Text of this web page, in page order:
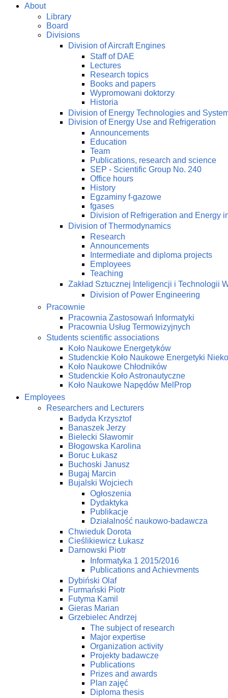
About
Library
Board
Divisions
Division of Aircraft Engines
Staff of DAE
Lectures
Research topics
Books and papers
Wypromowani doktorzy
Historia
Division of Energy Technologies and
Division of Energy Use and Refrigeration
Announcements
Education
Team
Publications, research and science
SEP - Scientific Group No. 240
Office hours
History
Egzaminy f-gazowe
fgases
Division of Refrigeration and Energy
Division of Thermodynamics
Research
Announcements
Intermediate and diploma projects
Employees
Teaching
Zakład Sztucznej Inteligencji i Technologii
Division of Power Engineering
Pracownie
Pracownia Zastosowań Informatyki
Pracownia Usług Termowizyjnych
Students scientific associations
Koło Naukowe Energetyków
Studenckie Koło Naukowe Energetyki
Koło Naukowe Chłodników
Studenckie Koło Astronautyczne
Koło Naukowe Napędów MelProp
Employees
Researchers and Lecturers
Badyda Krzysztof
Banaszek Jerzy
Bielecki Sławomir
Błogowska Karolina
Boruc Łukasz
Buchoski Janusz
Bugaj Marcin
Bujalski Wojciech
Ogłoszenia
Dydaktyka
Publikacje
Działalność naukowo-badawcza
Chwieduk Dorota
Cieślikiewicz Łukasz
Darnowski Piotr
Informatyka 1 2015/2016
Publications and Achievments
Dybiński Olaf
Furmański Piotr
Futyma Kamil
Gieras Marian
Grzebielec Andrzej
The subject of research
Major expertise
Organization activity
Projekty badawcze
Publications
Prizes and awards
Plan zajęć
Diploma thesis